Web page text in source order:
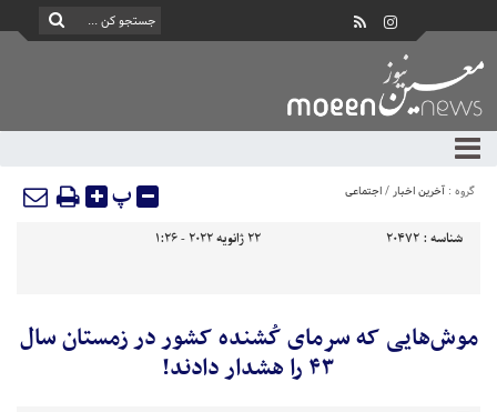
گروه : آخرین اخبار/اجتماعی پ
شناسه : 20472 22 ژانویه 2022 - 1:26
موش‌هایی که سرمای کُشنده کشور در زمستان سال
۴۳ را هشدار دادند!